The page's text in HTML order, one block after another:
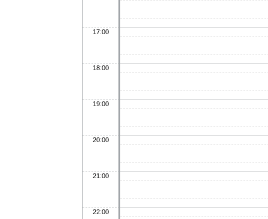
17:00
18:00
19:00
20:00
21:00
22:00